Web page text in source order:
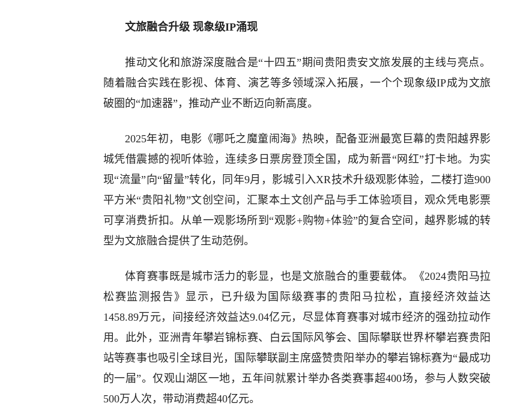
文旅融合升级 现象级IP涌现
推动文化和旅游深度融合是“十四五”期间贵阳贵安文旅发展的主线与亮点。
随着融合实践在影视、体育、演艺等多领域深入拓展，一个个现象级IP成为文旅
破圈的“加速器”，推动产业不断迈向新高度。
2025年初，电影《哪吒之魔童闹海》热映，配备亚洲最宽巨幕的贵阳越界影
城凭借震撼的视听体验，连续多日票房登顶全国，成为新晋“网红”打卡地。为实
现“流量”向“留量”转化，同年9月，影城引入XR技术升级观影体验，二楼打造900
平方米“贵阳礼物”文创空间，汇聚本土文创产品与手工体验项目，观众凭电影票
可享消费折扣。从单一观影场所到“观影+购物+体验”的复合空间，越界影城的转
型为文旅融合提供了生动范例。
体育赛事既是城市活力的彰显，也是文旅融合的重要载体。《2024贵阳马拉
松赛监测报告》显示，已升级为国际级赛事的贵阳马拉松，直接经济效益达
1458.89万元，间接经济效益达9.04亿元，尽显体育赛事对城市经济的强劲拉动作
用。此外，亚洲青年攀岩锦标赛、白云国际风筝会、国际攀联世界杯攀岩赛贵阳
站等赛事也吸引全球目光，国际攀联副主席盛赞贵阳举办的攀岩锦标赛为“最成功
的一届”。仅观山湖区一地，五年间就累计举办各类赛事超400场，参与人数突破
500万人次，带动消费超40亿元。